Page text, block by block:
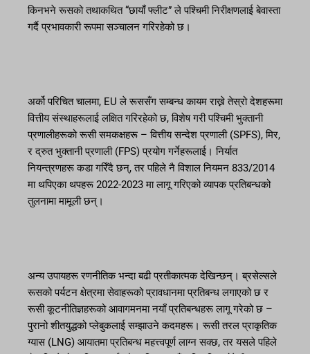
किनभने रूसको तथाकथित “छायाँ फ्लीट” ले पश्चिमी निरीक्षणलाई बेवास्ता
गर्दै प्रभावकारी रूपमा सञ्चालन गरिरहेको छ।
अर्को परिचित चालमा, EU ले रूससँग सम्बन्ध कायम राख्ने तेस्रो देशहरूमा
वित्तीय संस्थाहरूलाई लक्षित गरिरहेको छ, विशेष गरी पश्चिमी भुक्तानी
प्रणालीहरूको रूसी समकक्षहरू – वित्तीय सन्देश प्रणाली (SPFS), मिर,
र द्रुत भुक्तानी प्रणाली (FPS) प्रयोग गर्नेहरूलाई। निर्यात
नियन्त्रणहरू कडा गरिँदै छन्, तर पहिले नै विशाल नियमन 833/2014
मा थपिएका थपहरू 2022-2023 मा लागू गरिएको व्यापक प्रतिबन्धको
तुलनामा मामूली छन्।
अन्य उपायहरू रणनीतिक भन्दा बढी प्रतीकात्मक देखिन्छन्। ब्रसेल्सले
रूसको पर्यटन क्षेत्रमा सेवाहरूको प्रावधानमा प्रतिबन्ध लगाएको छ र
रूसी कूटनीतिज्ञहरूको आवागमनमा नयाँ प्रतिबन्धहरू लागू गरेको छ –
पुरानो शीतयुद्धको प्लेबुकलाई सम्झाउने कदमहरू। रूसी तरल प्राकृतिक
ग्यास (LNG) आयातमा प्रतिबन्ध महत्त्वपूर्ण लाग्न सक्छ, तर यसले पहिले